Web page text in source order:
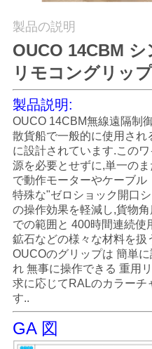
ア
ー
品
質
管
理
ニ
ュ
ー
ス
製品の説明
OUCO 14CBM
リモコングリップ
製品説明:
OUCO 14CBM無線遠隔制
散貨船で一般的に使用され
に設計されています.この
源を必要とせずに,単一の
で動作モーターやケーブル
特殊な"ゼロショック開口
の操作効果を軽減し,貨物
での範囲と 400時間連続使
鉱石などの様々な材料を扱
OUCOのグリップは 簡単
れ 無事に操作できる 重用
求に応じてRALのカラーチ
す..
GA 図